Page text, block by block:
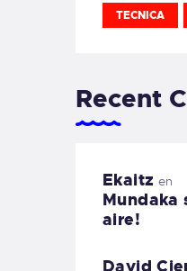
TECNICA
Recent
Ekaitz en
Mundaka
aire!
David